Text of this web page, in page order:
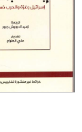
Ai
كتب
صندوق
أسئلة
يتكرر
أسئلة
masmu3
على
مبيعاً
وسائل
تعليمية
تعليمية
الصحة
الشخصية
جديد